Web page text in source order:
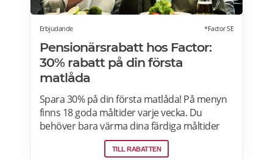
Erbjudande *Factor SE
Pensionärsrabatt hos Factor:
30% rabatt på din första
matlåda
Spara 30% på din första matlåda! På menyn
finns 18 goda måltider varje vecka. Du
behöver bara värma dina färdiga måltider
från Factor Meals. Med Factor har du alltid
full kontroll. Du väljer vilka måltider du vill ha.
TILL RABATTEN